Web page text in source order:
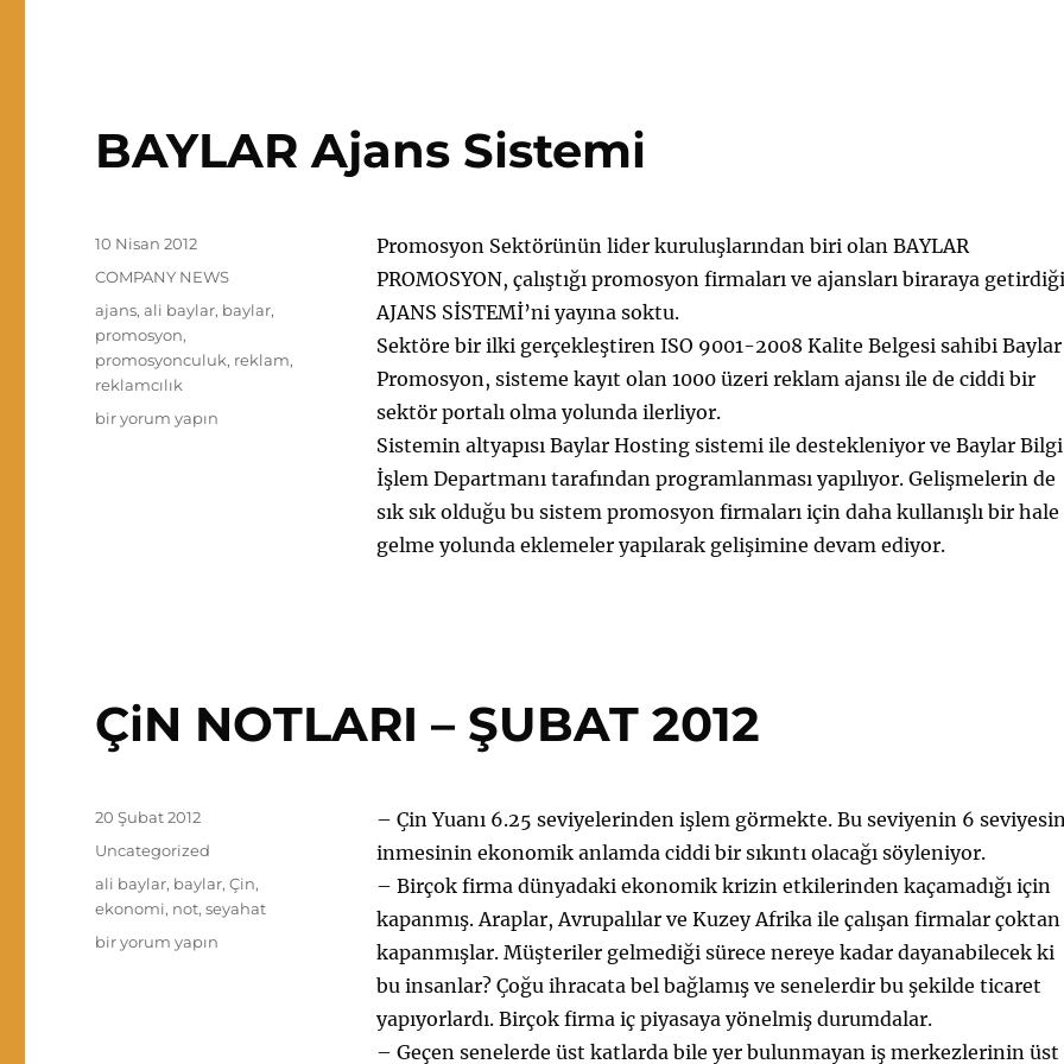
BAYLAR Ajans Sistemi
Promosyon Sektörünün lider kuruluşlarından biri olan BAYLAR
PROMOSYON, çalıştığı promosyon firmaları ve ajansları biraraya getirdiği
AJANS SİSTEMİ’ni yayına soktu.
Sektöre bir ilki gerçekleştiren ISO 9001-2008 Kalite Belgesi sahibi Baylar
Promosyon, sisteme kayıt olan 1000 üzeri reklam ajansı ile de ciddi bir
sektör portalı olma yolunda ilerliyor.
Sistemin altyapısı Baylar Hosting sistemi ile destekleniyor ve Baylar Bilgi
İşlem Departmanı tarafından programlanması yapılıyor. Gelişmelerin de
sık sık olduğu bu sistem promosyon firmaları için daha kullanışlı bir hale
gelme yolunda eklemeler yapılarak gelişimine devam ediyor.
Yayın
10 Nisan 2012
Kategoriler
COMPANY NEWS
Etiketler
ajans,ali baylar, baylar,
promosyon,
promosyonculuk, reklam,
reklamcılık
BAYLAR
bir yorum yapın
ÇiN NOTLARI – ŞUBAT 2012
– Çin Yuanı 6.25 seviyelerinden işlem görmekte. Bu seviyenin 6
inmesinin ekonomik anlamda ciddi bir sıkıntı olacağı söyleniyor.
– Birçok firma dünyadaki ekonomik krizin etkilerinden kaçamadığı için
kapanmış. Araplar, Avrupalılar ve Kuzey Afrika ile çalışan firmalar çoktan
kapanmışlar. Müşteriler gelmediği sürece nereye kadar dayanabilecek ki
bu insanlar? Çoğu ihracata bel bağlamış ve senelerdir bu şekilde ticaret
yapıyorlardı. Birçok firma iç piyasaya yönelmiş durumdalar.
– Geçen senelerde üst katlarda bile yer bulunmayan iş merkezlerinin üst
Yayın
20 Şubat 2012
Kategoriler
Uncategorized
Etiketler
ali baylar, baylar,Çin,
ekonomi, not,seyahat
ÇiN
bir yorum yapın